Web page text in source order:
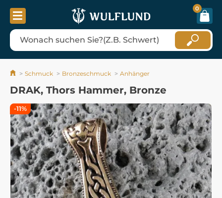
0
Schmuck Bronzeschmuck Anhänger
DRAK, Thors Hammer, Bronze
-11%